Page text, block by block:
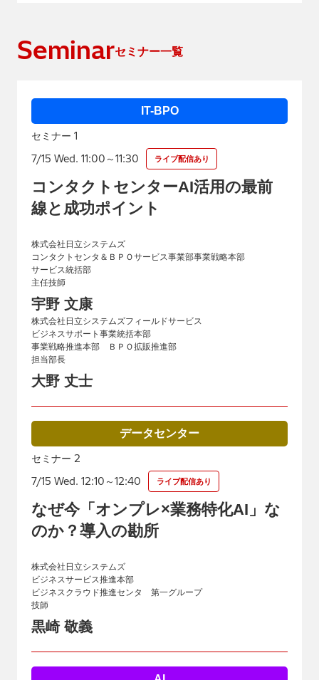
Seminarセミナー一覧
IT-BPO
セミナー 1
7/15 Wed. 11:00～11:30
ライブ配信あり
コンタクトセンターAI活用の最前
線と成功ポイント
株式会社日立システムズ
コンタクトセンタ＆ＢＰＯサービス事業部事業戦略本部
サービス統括部
主任技師
宇野 文康
株式会社日立システムズフィールドサービス
ビジネスサポート事業統括本部
事業戦略推進本部 ＢＰＯ拡販推進部
担当部長
大野 丈士
データセンター
セミナー 2
7/15 Wed. 12:10～12:40
ライブ配信あり
なぜ今「オンプレ×業務特化AI」な
のか？導入の勘所
株式会社日立システムズ
ビジネスサービス推進本部
ビジネスクラウド推進センタ 第一グループ
技師
黒崎 敬義